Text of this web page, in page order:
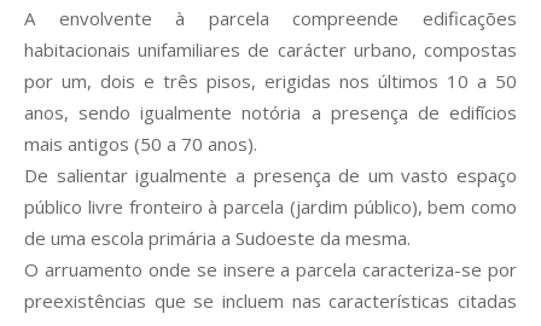
A envolvente à parcela compreende edificações
habitacionais unifamiliares de carácter urbano, compostas
por um, dois e três pisos, erigidas nos últimos 10 a 50
anos, sendo igualmente notória a presença de edifícios
mais antigos (50 a 70 anos).
De salientar igualmente a presença de um vasto espaço
público livre fronteiro à parcela (jardim público), bem como
de uma escola primária a Sudoeste da mesma.
O arruamento onde se insere a parcela caracteriza-se por
preexistências que se incluem nas características citadas